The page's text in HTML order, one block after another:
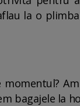
la o
momentul?
bagajele la